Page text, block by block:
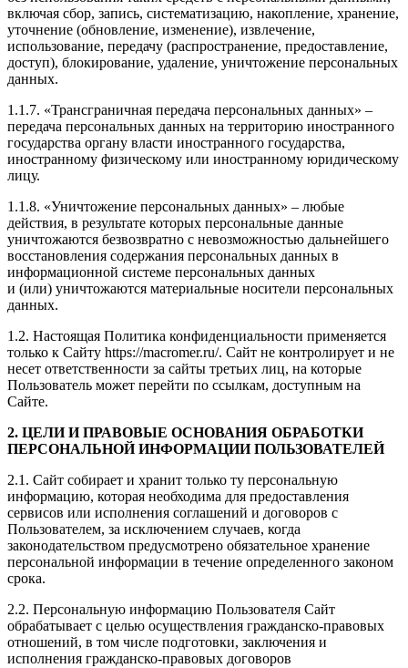
включая сбор, запись, систематизацию, накопление, хранение,
уточнение (обновление, изменение), извлечение,
использование, передачу (распространение, предоставление,
доступ), блокирование, удаление, уничтожение персональных
данных.
1.1.7. «Трансграничная передача персональных данных» –
передача персональных данных на территорию иностранного
государства органу власти иностранного государства,
иностранному физическому или иностранному юридическому
лицу.
1.1.8. «Уничтожение персональных данных» – любые
действия, в результате которых персональные данные
уничтожаются безвозвратно с невозможностью дальнейшего
восстановления содержания персональных данных в
информационной системе персональных данных
и (или) уничтожаются материальные носители персональных
данных.
1.2. Настоящая Политика конфиденциальности применяется
только к Сайту https://macromer.ru/. Сайт не контролирует и не
несет ответственности за сайты третьих лиц, на которые
Пользователь может перейти по ссылкам, доступным на
Сайте.
2. ЦЕЛИ И ПРАВОВЫЕ ОСНОВАНИЯ ОБРАБОТКИ
ПЕРСОНАЛЬНОЙ ИНФОРМАЦИИ ПОЛЬЗОВАТЕЛЕЙ
2.1. Сайт собирает и хранит только ту персональную
информацию, которая необходима для предоставления
сервисов или исполнения соглашений и договоров с
Пользователем, за исключением случаев, когда
законодательством предусмотрено обязательное хранение
персональной информации в течение определенного законом
срока.
2.2. Персональную информацию Пользователя Сайт
обрабатывает с целью осуществления гражданско-правовых
отношений, в том числе подготовки, заключения и
исполнения гражданско-правовых договоров